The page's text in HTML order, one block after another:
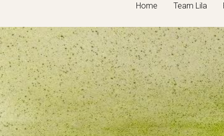
Home Team Lila
Home Team Lila